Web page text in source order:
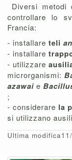
Diversi metodi
controllare lo
Francia:
- installare teli
- installare
- utilizzare
microrganismi:
azawai e
;
- considerare la
si utilizzano
Ultima